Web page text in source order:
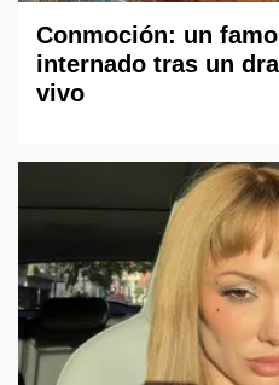
Conmoción: un
internado tras un
vivo